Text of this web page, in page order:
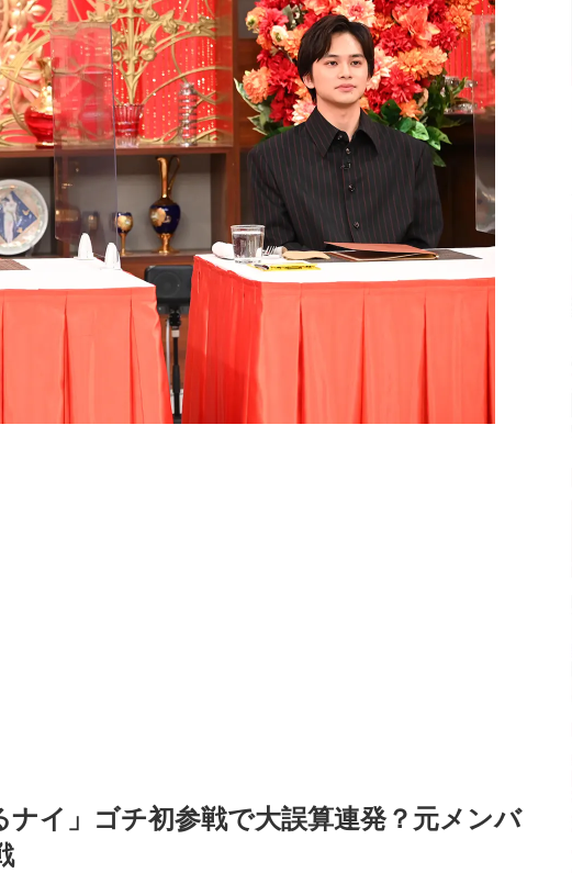
イ」ゴチ初参戦で大誤算連発？元メンバ